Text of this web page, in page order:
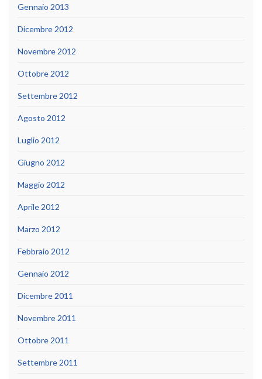
Gennaio 2013
Dicembre 2012
Novembre 2012
Ottobre 2012
Settembre 2012
Agosto 2012
Luglio 2012
Giugno 2012
Maggio 2012
Aprile 2012
Marzo 2012
Febbraio 2012
Gennaio 2012
Dicembre 2011
Novembre 2011
Ottobre 2011
Settembre 2011